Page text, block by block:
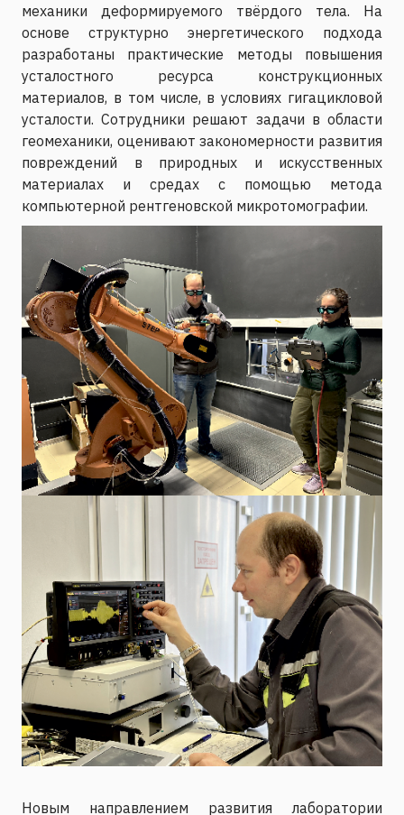
механики деформируемого твёрдого тела. На
основе структурно энергетического подхода
разработаны практические методы повышения
усталостного ресурса конструкционных
материалов, в том числе, в условиях гигацикловой
усталости. Сотрудники решают задачи в области
геомеханики, оценивают закономерности развития
повреждений в природных и искусственных
материалах и средах с помощью метода
компьютерной рентгеновской микротомографии.
Новым направлением развития лаборатории